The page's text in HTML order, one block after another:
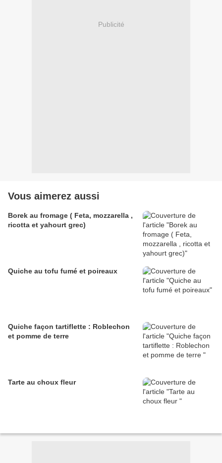
Publicité
Vous aimerez aussi
Borek au fromage ( Feta, mozzarella ,
ricotta et yahourt grec)
Quiche au tofu fumé et poireaux
Quiche façon tartiflette : Roblechon
et pomme de terre
Tarte au choux fleur